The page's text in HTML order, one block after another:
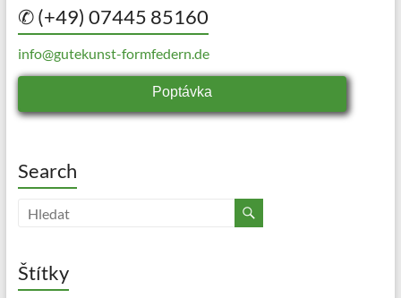
✆ (+49) 07445 85160
info@gutekunst-formfedern.de
Poptávka
Search
Štítky